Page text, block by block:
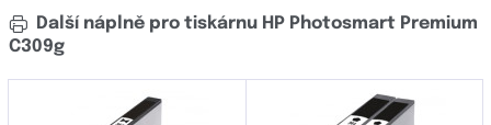
Další náplně pro tiskárnu HP Photosmart Premium
C309g